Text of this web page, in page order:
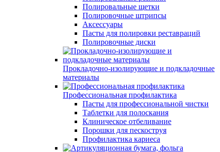
Полировальные щетки
Полировочные штрипсы
Аксессуары
Пасты для полировки реставраций
Полировочные диски
Прокладочно-изолирующие и подкладочные
материалы
Профессиональная профилактика
Пасты для профессиональной чистки
Таблетки для полоскания
Клиническое отбеливание
Порошки для пескоструя
Профилактика кариеса